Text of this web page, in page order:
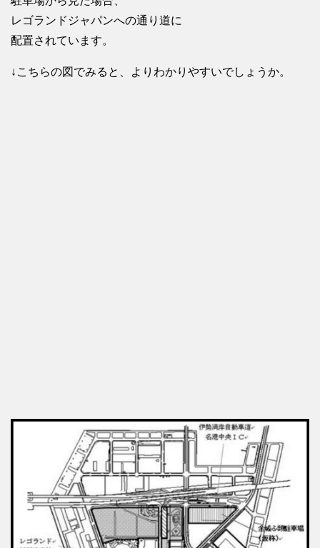
レゴランドジャパンへの通り道に
配置されています。
↓こちらの図でみると、よりわかりやすいでしょうか。